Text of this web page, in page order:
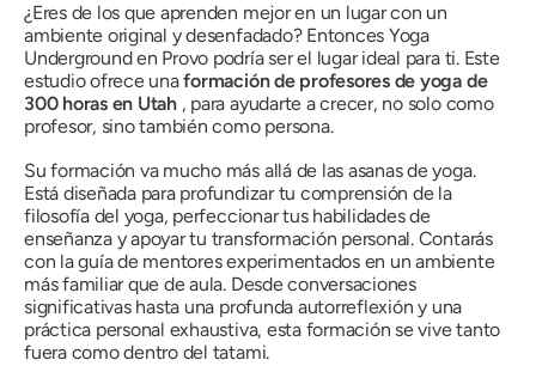
¿Eres de los que aprenden mejor en un lugar con un
ambiente original y desenfadado? Entonces Yoga
Underground en Provo podría ser el lugar ideal para ti. Este
estudio ofrece unaformación de profesores de yoga de
300 horas en Utah, para ayudarte a crecer, no solo como
profesor, sino también como persona.
Su formación va mucho más allá de las asanas de yoga.
Está diseñada para profundizar tu comprensión de la
filosofía del yoga, perfeccionar tus habilidades de
enseñanza y apoyar tu transformación personal. Contarás
con la guía de mentores experimentados en un ambiente
más familiar que de aula. Desde conversaciones
significativas hasta una profunda autorreflexión y una
práctica personal exhaustiva, esta formación se vive tanto
fuera como dentro del tatami.